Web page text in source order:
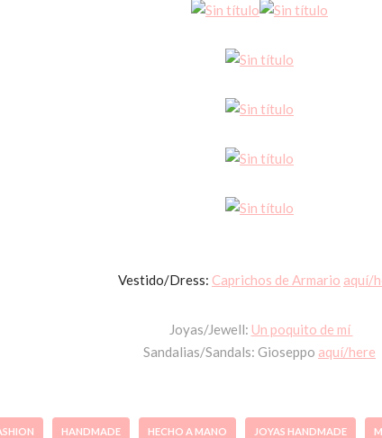
Vestido/Dress: Caprichos de Armario aquí/
Joyas/Jewell: Un poquito de mí
Sandalias/Sandals: Gioseppo aquí/here
HANDMADE HECHO A MANO JOYAS HANDMADE